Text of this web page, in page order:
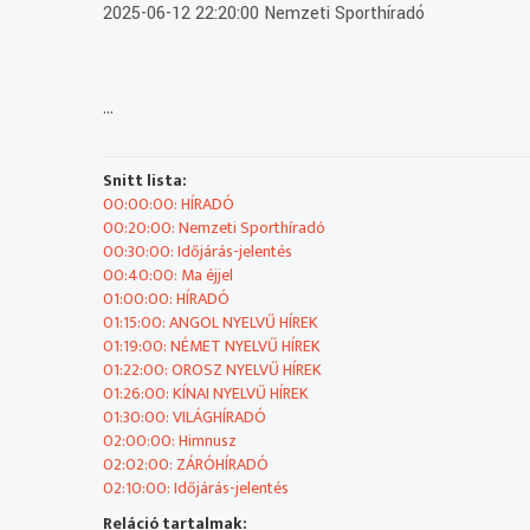
2025-06-12 22:20:00 Nemzeti Sporthíradó
2025-06-12 22:30:00 Időjárás-jelentés
2025-06-12 22:40:00 Ma éjjel
Élő műsorblokk, amelyet a stúdióból vagy más
2025-06-12 23:00:00 HÍRADÓ
2025-06-12 23:15:00 ANGOL NYELVŰ HÍREK
2025-06-12 23:19:00 NÉMET NYELVŰ HÍREK
...
Snitt lista:
00:00:00: HÍRADÓ
00:20:00: Nemzeti Sporthíradó
00:30:00: Időjárás-jelentés
00:40:00: Ma éjjel
01:00:00: HÍRADÓ
01:15:00: ANGOL NYELVŰ HÍREK
01:19:00: NÉMET NYELVŰ HÍREK
01:22:00: OROSZ NYELVŰ HÍREK
01:26:00: KÍNAI NYELVŰ HÍREK
01:30:00: VILÁGHÍRADÓ
02:00:00: Himnusz
02:02:00: ZÁRÓHÍRADÓ
02:10:00: Időjárás-jelentés
Reláció tartalmak: